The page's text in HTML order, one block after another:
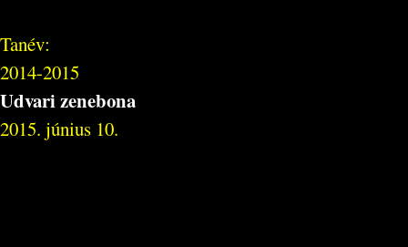
Tanév:
2014-2015
Udvari zenebona
2015. június 10.